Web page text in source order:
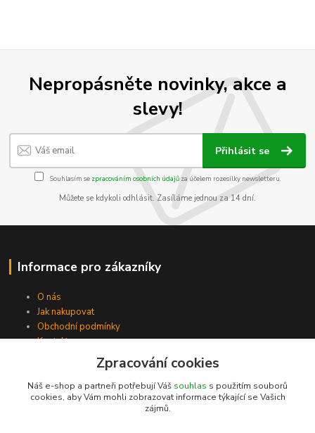
Nepropásněte novinky, akce a
slevy!
Přihlásit se
Souhlasím se zpracováním osobních údajůza účelem rozesílky newsletteru.
Můžete se kdykoli odhlásit. Zasíláme jednou za 14 dní.
Informace pro zákazníky
O nás
Jak nakupovat
Obchodní podmínky
Kontakty
Zpracování cookies
Náš e-shop a partneři potřebují Váš souhlas s použitím souborů
cookies, aby Vám mohli zobrazovat informace týkající se Vašich
zájmů.